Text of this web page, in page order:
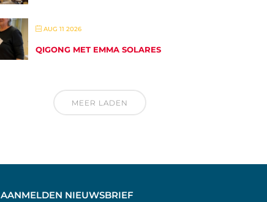
AUG 11 2026
QIGONG MET EMMA SOLARES
MEER LADEN
AANMELDEN NIEUWSBRIEF